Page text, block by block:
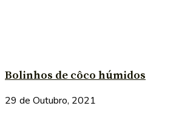
Bolinhos de côco húmidos
29 de Outubro, 2021